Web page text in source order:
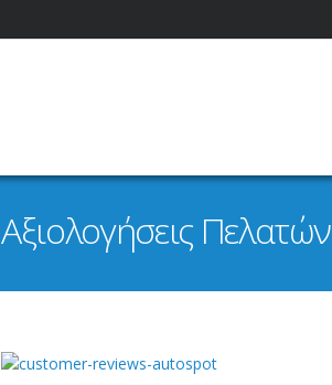
Αξιολογήσεις Πελατών